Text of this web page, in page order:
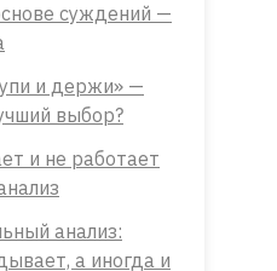
суждений —
и держи» —
выбор?
и не работает
анализ:
а иногда и